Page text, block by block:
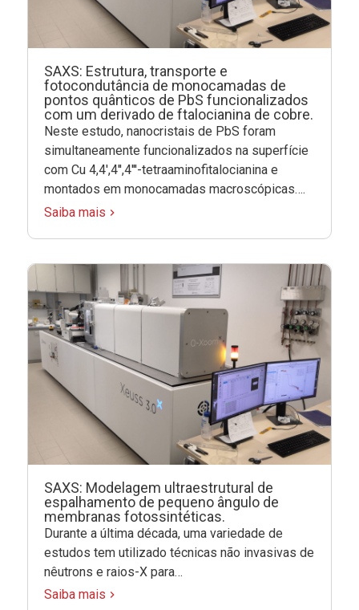
SAXS: Estrutura, transporte e
fotocondutância de monocamadas de
pontos quânticos de PbS funcionalizados
com um derivado de ftalocianina de cobre.
Neste estudo, nanocristais de PbS foram
simultaneamente funcionalizados na superfície
com Cu 4,4′,4′′,4′′′-tetraaminofitalocianina e
montados em monocamadas macroscópicas….
Saiba mais
SAXS: Modelagem ultraestrutural de
espalhamento de pequeno ângulo de
membranas fotossintéticas.
Durante a última década, uma variedade de
estudos tem utilizado técnicas não invasivas de
nêutrons e raios-X para…
Saiba mais